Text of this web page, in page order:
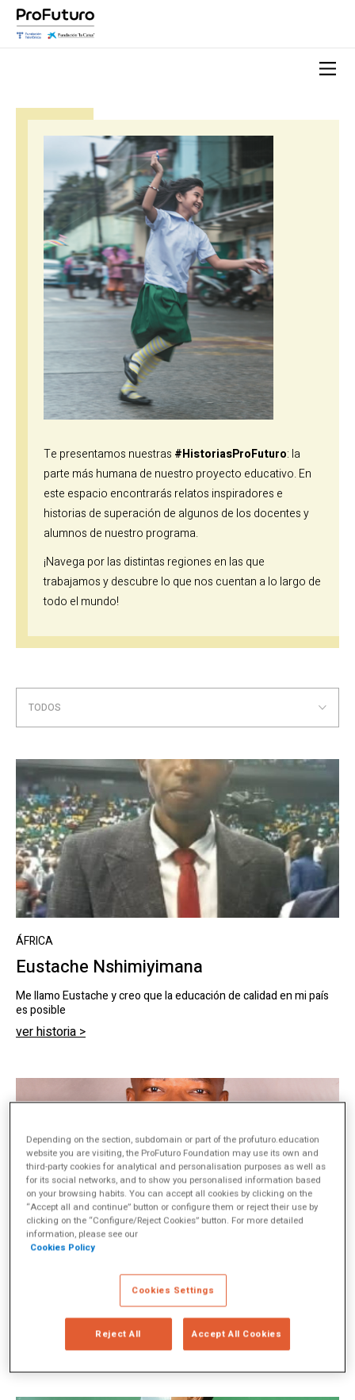
Te presentamos nuestras #HistoriasProFuturo: la
parte más humana de nuestro proyecto educativo. En
este espacio encontrarás relatos inspiradores e
historias de superación de algunos de los docentes y
alumnos de nuestro programa.
¡Navega por las distintas regiones en las que
trabajamos y descubre lo que nos cuentan a lo largo de
todo el mundo!
TODOS
ÁFRICA
Eustache Nshimiyimana
Me llamo Eustache y creo que la educación de calidad en mi país
es posible
ver historia >
Eleuterio Elang
Me llamo Ele y combino mi pasión por la informática con la
ver historia >
Depending on the section, subdomain or part of the profuturo.education
website you are visiting, the ProFuturo Foundation may use its own and
third-party cookies for analytical and personalisation purposes as well as
for its social networks, and to show you personalised information based
on your browsing habits. You can accept all cookies by clicking on the
“Accept all and continue” button or configure them or reject their use by
clicking on the “Configure/Reject Cookies” button. For more detailed
information, please see our
Cookies Policy
Cookies Settings
Reject All Accept All Cookies